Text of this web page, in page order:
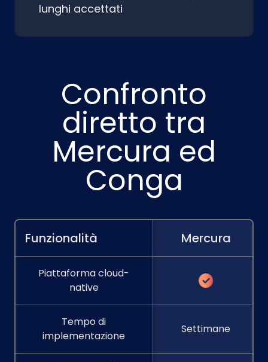
lunghi accettati
Confronto
diretto tra
Mercura ed
Conga
Funzionalità Mercura
Piattaforma cloud-
native
Tempo di
implementazione
Settimane